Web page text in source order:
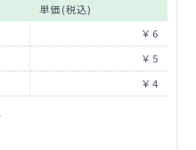
単価(税込)
￥6
￥5
￥4